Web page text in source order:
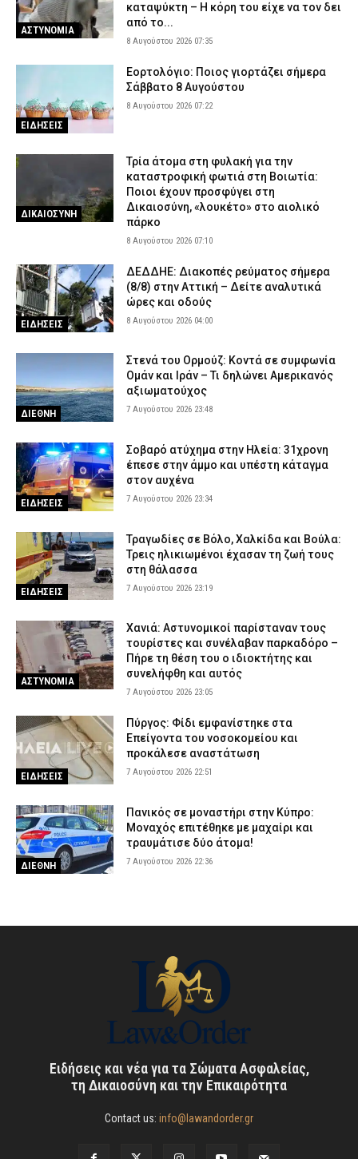
ΑΣΤΥΝΟΜΙΑ
καταψύκτη – Η κόρη του είχε να τον δει
από το...
8 Αυγούστου 2026 07:35
ΕΙΔΗΣΕΙΣ
Εορτολόγιο: Ποιος γιορτάζει σήμερα
Σάββατο 8 Αυγούστου
8 Αυγούστου 2026 07:22
ΔΙΚΑΙΟΣΥΝΗ
Τρία άτομα στη φυλακή για την
καταστροφική φωτιά στη Βοιωτία:
Ποιοι έχουν προσφύγει στη
Δικαιοσύνη, «λουκέτο» στο αιολικό
πάρκο
8 Αυγούστου 2026 07:10
ΕΙΔΗΣΕΙΣ
ΔΕΔΔΗΕ: Διακοπές ρεύματος σήμερα
(8/8) στην Αττική – Δείτε αναλυτικά
ώρες και οδούς
8 Αυγούστου 2026 04:00
ΔΙΕΘΝΗ
Στενά του Ορμούζ: Κοντά σε συμφωνία
Ομάν και Ιράν – Τι δηλώνει Αμερικανός
αξιωματούχος
7 Αυγούστου 2026 23:48
ΕΙΔΗΣΕΙΣ
Σοβαρό ατύχημα στην Ηλεία: 31χρονη
έπεσε στην άμμο και υπέστη κάταγμα
στον αυχένα
7 Αυγούστου 2026 23:34
ΕΙΔΗΣΕΙΣ
Τραγωδίες σε Βόλο, Χαλκίδα και Βούλα:
Τρεις ηλικιωμένοι έχασαν τη ζωή τους
στη θάλασσα
7 Αυγούστου 2026 23:19
ΑΣΤΥΝΟΜΙΑ
Χανιά: Αστυνομικοί παρίσταναν τους
τουρίστες και συνέλαβαν παρκαδόρο –
Πήρε τη θέση του ο ιδιοκτήτης και
συνελήφθη και αυτός
7 Αυγούστου 2026 23:05
ΕΙΔΗΣΕΙΣ
Πύργος: Φίδι εμφανίστηκε στα
Επείγοντα του νοσοκομείου και
προκάλεσε αναστάτωση
7 Αυγούστου 2026 22:51
ΔΙΕΘΝΗ
Πανικός σε μοναστήρι στην Κύπρο:
Μοναχός επιτέθηκε με μαχαίρι και
τραυμάτισε δύο άτομα!
7 Αυγούστου 2026 22:36
Ειδήσεις και νέα για τα Σώματα Ασφαλείας,
τη Δικαιοσύνη και την Επικαιρότητα
Contact us: info@lawandorder.gr